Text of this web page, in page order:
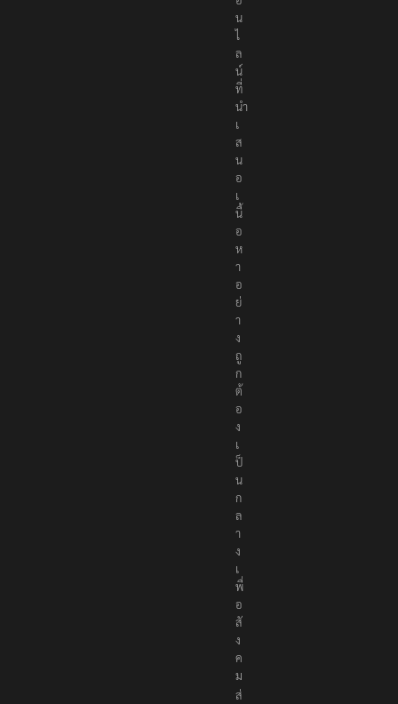
น
ไ
ล
น์
ที่
นำ
เ
ส
น
อ
เ
นื้
อ
ห
า
อ
ย่
า
ง
ถู
ก
ต้
อ
ง
เ
ป็
น
ก
ล
า
ง
เ
พื่
อ
สั
ง
ค
ม
ส่